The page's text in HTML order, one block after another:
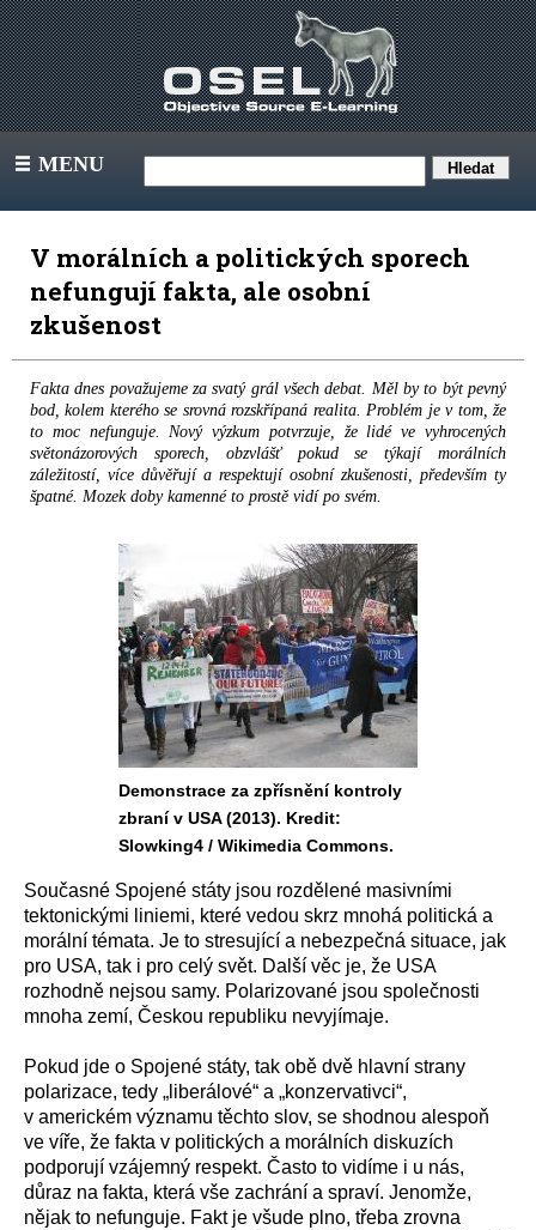
III MENU
V morálních a politických sporech
nefungují fakta, ale osobní
zkušenost
Fakta dnes považujeme za svatý grál všech debat. Měl by to být pevný
bod, kolem kterého se srovná rozskřípaná realita. Problém je v tom, že
to moc nefunguje. Nový výzkum potvrzuje, že lidé ve vyhrocených
světonázorových sporech, obzvlášť pokud se týkají morálních
záležitostí, více důvěřují a respektují osobní zkušenosti, především ty
špatné. Mozek doby kamenné to prostě vidí po svém.
Demonstrace za zpřísnění kontroly
zbraní v USA (2013). Kredit:
Slowking4 / Wikimedia Commons.
Současné Spojené státy jsou rozdělené masivními
tektonickými liniemi, které vedou skrz mnohá politická a
morální témata. Je to stresující a nebezpečná situace, jak
pro USA, tak i pro celý svět. Další věc je, že USA
rozhodně nejsou samy. Polarizované jsou společnosti
mnoha zemí, Českou republiku nevyjímaje.
Pokud jde o Spojené státy, tak obě dvě hlavní strany
polarizace, tedy „liberálové“ a „konzervativci“,
v americkém významu těchto slov, se shodnou alespoň
ve víře, že fakta v politických a morálních diskuzích
podporují vzájemný respekt. Často to vidíme i u nás,
důraz na fakta, která vše zachrání a spraví. Jenomže,
nějak to nefunguje. Fakt je všude plno, třeba zrovna